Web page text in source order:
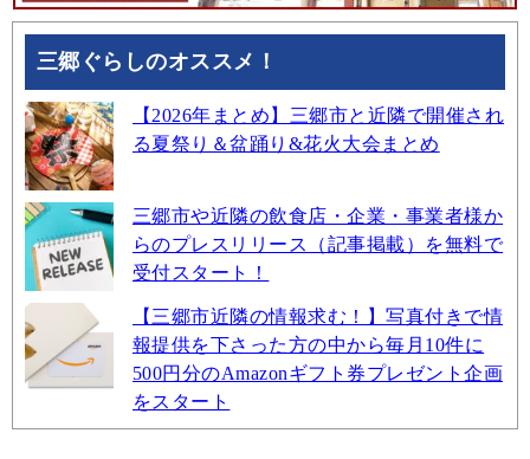
三郷ぐらしのオススメ！
【2026年まとめ】三郷市と近隣で開催され
る夏祭り＆盆踊り&花火大会まとめ
三郷市や近隣の飲食店・企業・事業者様か
らのプレスリリース（記事掲載）を無料で
受付スタート！
【三郷市近隣の情報求む！】写真付きで情
報提供を下さった方の中から毎月10件に
500円分のAmazonギフト券プレゼント企画
をスタート